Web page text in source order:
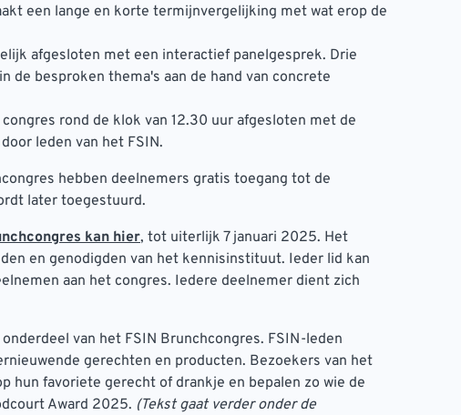
een lange en korte termijnvergelijking met wat erop de
afgesloten met een interactief panelgesprek. Drie
de besproken thema's aan de hand van concrete
rond de klok van 12.30 uur afgesloten met de
leden van het FSIN.
hebben deelnemers gratis toegang tot de
later toegestuurd.
kan hier, tot uiterlijk 7 januari 2025. Het
en genodigden van het kennisinstituut. Ieder lid kan
aan het congres. Iedere deelnemer dient zich
van het FSIN Brunchcongres. FSIN-leden
gerechten en producten. Bezoekers van het
hun favoriete gerecht of drankje en bepalen zo wie de
Award 2025. (Tekst gaat verder onder de